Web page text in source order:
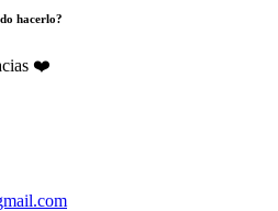
hacerlo?
❤️